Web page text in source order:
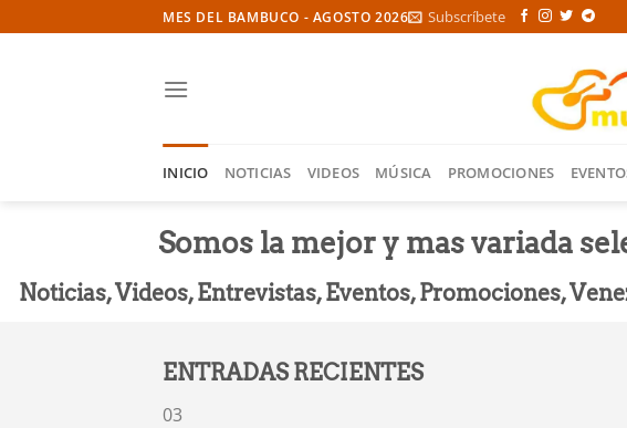
to
MES DEL BAMBUCO - AGOSTO 2026 Subscríbete
INICIO NOTICIAS VIDEOS MÚSICA PROMOCIONES
Somos la mejor y mas variada
Noticias, Videos, Entrevistas, Eventos, Promociones,
ENTRADAS RECIENTES
03